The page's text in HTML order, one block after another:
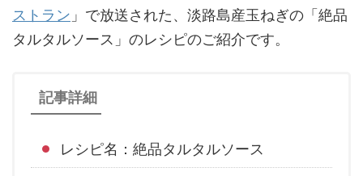
ストラン 」で放送された、淡路島産玉ねぎの「絶品
タルタルソース」のレシピのご紹介です。
記事詳細
レシピ名：絶品タルタルソース